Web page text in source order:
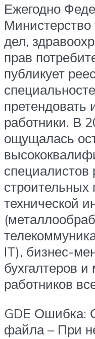
Ежегодно
дел,
прав
публикует
претендовать
работники. В
ощущалась
специалистов
строительных
технической
IT), бизнес-
бухгалтеров
работников
GDE Ошибка:
файла – При